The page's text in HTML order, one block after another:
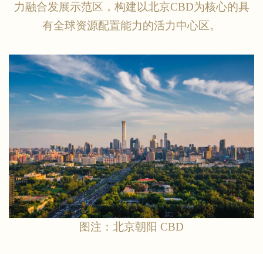
力融合发展示范区，构建以北京CBD为核心的具
有全球资源配置能力的活力中心区。
图注：北京朝阳 CBD